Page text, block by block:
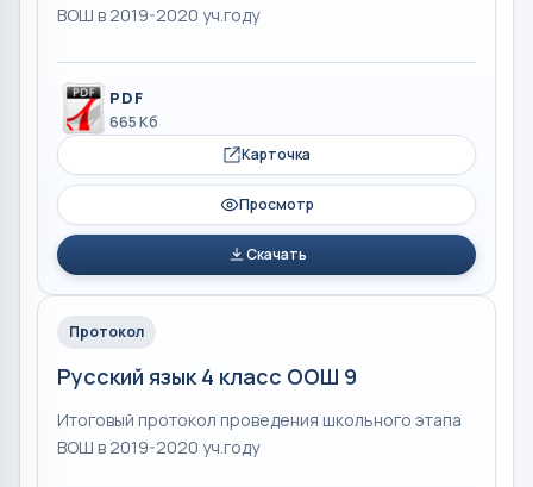
ВОШ в 2019-2020 уч.году
PDF
665 Кб
Карточка
Просмотр
Скачать
Протокол
Русский язык 4 класс ООШ 9
Итоговый протокол проведения школьного этапа
ВОШ в 2019-2020 уч.году